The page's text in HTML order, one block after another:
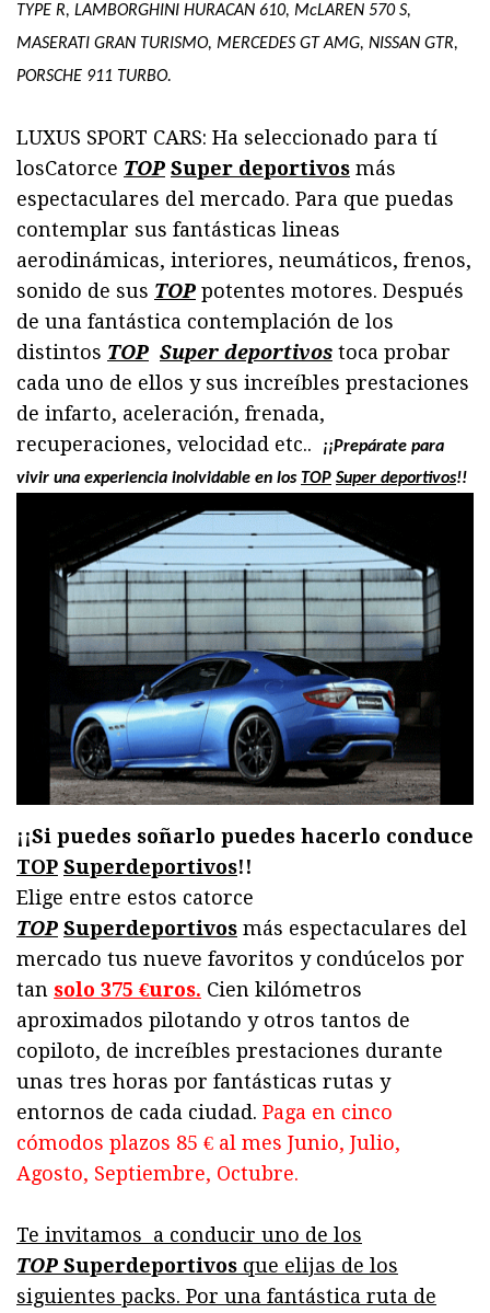
TYPE R, LAMBORGHINI HURACAN 610, McLAREN 570 S,
MASERATI GRAN TURISMO, MERCEDES GT AMG, NISSAN GTR,
PORSCHE 911 TURBO.
LUXUS SPORT CARS: Ha seleccionado para tí
losCatorce TOP Super deportivos más
espectaculares del mercado. Para que puedas
contemplar sus fantásticas lineas
aerodinámicas, interiores, neumáticos, frenos,
sonido de sus TOP potentes motores. Después
de una fantástica contemplación de los
distintos TOP Super deportivos toca probar
cada uno de ellos y sus increíbles prestaciones
de infarto, aceleración, frenada,
recuperaciones, velocidad etc..
¡¡Prepárate para
vivir una experiencia inolvidable en los TOP Super deportivos!!
¡¡Si puedes soñarlo puedes hacerlo conduce
TOP Superdeportivos!!
Elige entre estos catorce
TOP Superdeportivos más espectaculares del
mercado tus nueve favoritos y condúcelos por
tan solo 375 €uros. Cien kilómetros
aproximados pilotando y otros tantos de
copiloto, de increíbles prestaciones durante
unas tres horas por fantásticas rutas y
entornos de cada ciudad. Paga en cinco
cómodos plazos 85 € al mes Junio, Julio,
Agosto, Septiembre, Octubre.
Te invitamos a conducir uno de los
TOP Superdeportivos que elijas de los
siguientes packs. Por una fantástica ruta de